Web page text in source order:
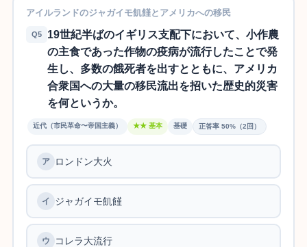
アイルランドのジャガイモ飢饉とアメリカへの移民
Q5
19世紀半ばのイギリス支配下において、小作農
の主食であった作物の疫病が流行したことで発
生し、多数の餓死者を出すとともに、アメリカ
合衆国への大量の移民流出を招いた歴史的災害
を何というか。
近代（市民革命〜帝国主義） ★★ 基本 基礎 正答率 50%（2回）
ア ロンドン大火
イ ジャガイモ飢饉
ウ コレラ大流行